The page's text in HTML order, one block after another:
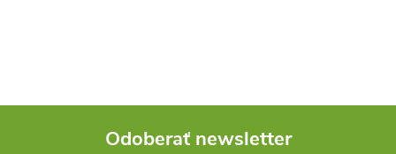
Odoberať newsletter